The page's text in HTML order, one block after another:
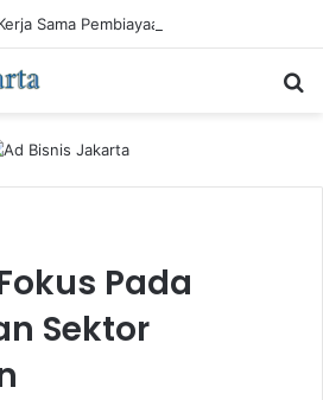
Pada
Sektor